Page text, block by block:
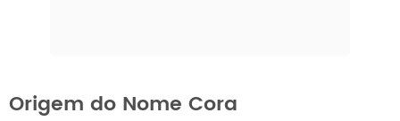
Origem do Nome Cora